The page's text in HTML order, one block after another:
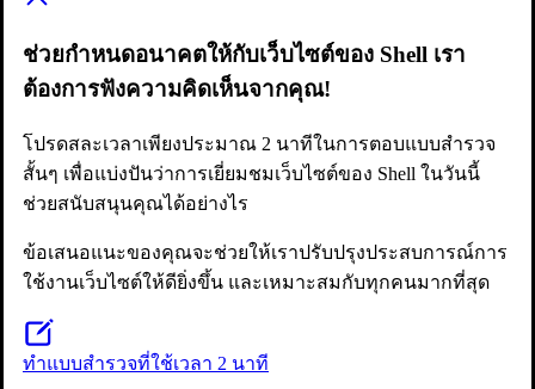
ช่วยกำหนดอนาคตให้กับเว็บไซต์ของ Shell เรา
ต้องการฟังความคิดเห็นจากคุณ!
โปรดสละเวลาเพียงประมาณ 2 นาทีในการตอบแบบสำรวจ
สั้นๆ เพื่อแบ่งปันว่าการเยี่ยมชมเว็บไซต์ของ Shell ในวันนี้
ช่วยสนับสนุนคุณได้อย่างไร
ข้อเสนอแนะของคุณจะช่วยให้เราปรับปรุงประสบการณ์การ
ใช้งานเว็บไซต์ให้ดียิ่งขึ้น และเหมาะสมกับทุกคนมากที่สุด
ทำแบบสำรวจที่ใช้เวลา 2 นาที
สอบถามข้อมูลทั่วไป
ติดต่อเรา
ศูนย์ช่วยเหลือทั่วโลกของเชลล์
English version
รายละเอียดเพิ่มเติมเกี่ยวกับเชลล์
ลูกค้ากลุ่มธุรกิจ
เกี่ยวกับเรา
ค้นหาข้อมูล